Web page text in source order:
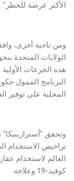
الأكثر عرضة للخطر".
ومن ناحية أخرى،
هذه الجرعات
البرنامج الممول
المحلية على توفير
وتحقق
تراخيص الاستخدام
العالم لاستخدام
كوفيد-19 وعلاجه.